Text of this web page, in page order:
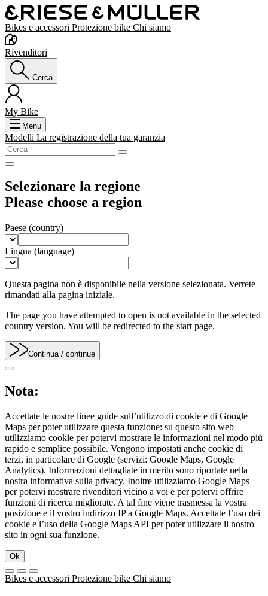
Bikes e accessori Protezione bike Chi siamo
Rivenditori
Cerca
My Bike
Menu
Modelli La registrazione della tua garanzia
Selezionare la regione
Please choose a region
Paese (country)
Lingua (language)
Questa pagina non è disponibile nella versione selezionata. Verrete
rimandati alla pagina iniziale.
The page you have attempted to open is not available in the selected
country version. You will be redirected to the start page.
Continua / continue
Nota:
Accettate le nostre linee guide sull’utilizzo di cookie e di Google
Maps per poter utilizzare questa funzione: su questo sito web
utilizziamo cookie per potervi mostrare le informazioni nel modo più
rapido e semplice possibile. Vengono impostati anche cookie di
terzi, in particolare di Google (servizi: Google Maps, Google
Analytics). Informazioni dettagliate in merito sono riportate nella
nostra informativa sulla privacy. Inoltre utilizziamo Google Maps
per potervi mostrare rivenditori vicino a voi e per potervi offrire
funzioni di ricerca migliorate. A tal fine viene trasmessa la vostra
posizione e il vostro indirizzo IP a Google Maps. Accettate l’uso dei
cookie e l’uso della Google Maps API per poter utilizzare il nostro
sito in ogni sua funzione.
Ok
Bikes e accessori Protezione bike Chi siamo